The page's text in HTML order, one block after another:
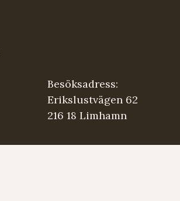
Besöksadress:
Erikslustvägen 62
216 18 Limhamn